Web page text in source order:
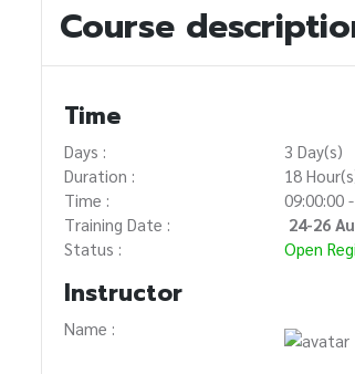
Course
Time
Days :
3 Day(s)
Duration :
18
Time :
09:00:00
Training Date :
24-26
Status :
Open
Instructor
Name :